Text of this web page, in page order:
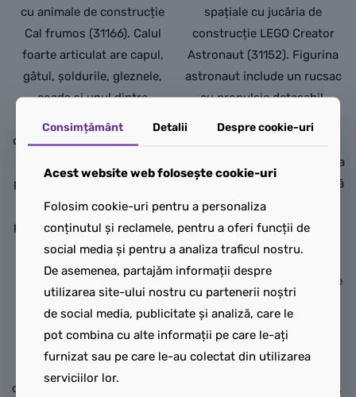
cu animale de construcție
Cal frumos (31166). Calul
foarte articulat are capul,
gâtul, șoldurile, gleznele,
coada și unul dintre
genunchi mobile și este
oferit împreună cu o bază cu
pot etala modelul în 3 poziții
diferite: stând pe 3 sau 4
picioare sau ridicându-se pe
cele 2 picioare din spate.
Copiii au la dispoziție 3
același set de cărămizi: un
cal LEGO®; un urs articulat
cu o mică construcție
cascadă; sau un elegant cerb
spațiale cu jucăria de
construcție LEGO Creator
Astronaut (31152). Figurina
astronaut include un rucsac
cu propulsie detașabil,
picioare, brațe șidegete
care se deschide, cu un loc la
interior pentru o minifigurină
(neinclusă).
Băieții și fetele pot construi
astronaut articulat, un câine
spațial futurist, cu picioare
și coadă articulat e, sau un
avion cu reacție, cu loc
(neinclusă) pentru a-l pilota.
Consimțământ Detalii Despre cookie-uri
Acest website web folosește cookie-uri
Folosim cookie-uri pentru a personaliza
conținutul și reclamele, pentru a oferi funcții de
social media și pentru a analiza traficul nostru.
De asemenea, partajăm informații despre
utilizarea site-ului nostru cu partenerii noștri
de social media, publicitate și analiză, care le
pot combina cu alte informații pe care le-ați
furnizat sau pe care le-au colectat din utilizarea
serviciilor lor.